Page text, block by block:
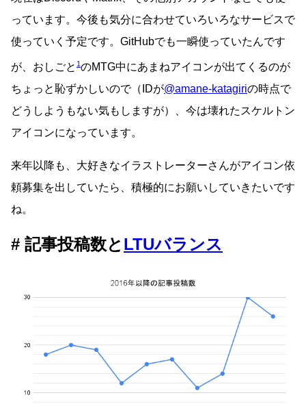
っています。今後も気分に合わせていろいろなサービスで
使っていく予定です。GitHubでも一瞬使っていたんです
が、おしごと 1のMTG中にあまねアイコンが出てくるのが
ちょっと恥ずかしいので（IDが@amane-katagiriの時点で
どうしようもない気もしますが）、今は壊れたスケルトン
アイコンになっています。
来年以降も、大好きなイラストレーターさんがアイコン依
頼募集を出していたら、積極的にお願いしていきたいです
ね。
記事投稿数と LTUバランス